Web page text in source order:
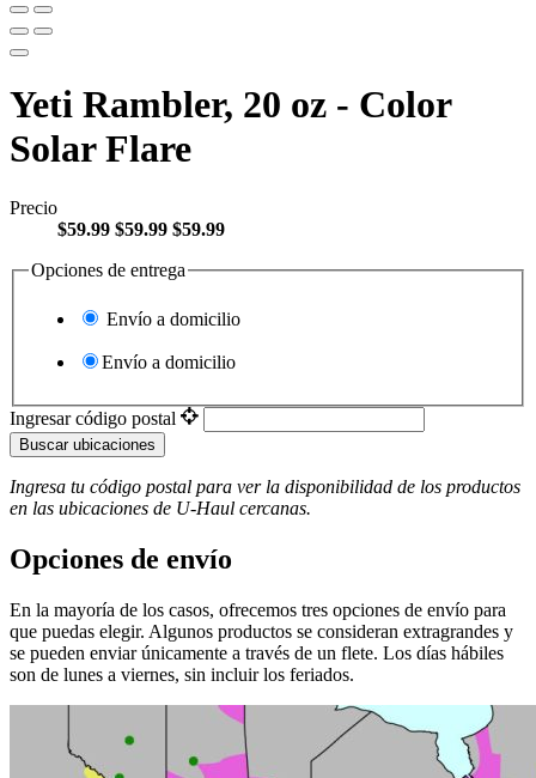
Yeti Rambler, 20 oz - Color
Solar Flare
Precio
$59.99 $59.99 $59.99
Opciones de entrega
Envío a domicilio
Envío a domicilio
Ingresar código postal
Buscar ubicaciones
Ingresa tu código postal para ver la disponibilidad de los productos
en las ubicaciones de U-Haul ​​​​​​​ cercanas.
Opciones de envío
En la mayoría de los casos, ofrecemos tres opciones de envío para
que puedas elegir. Algunos productos se consideran extragrandes y
se pueden enviar únicamente a través de un flete. Los días hábiles
son de lunes a viernes, sin incluir los feriados.